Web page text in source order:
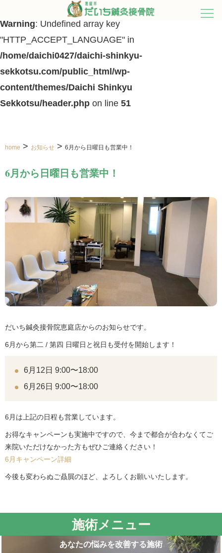
Warning: Undefined array key
"HTTP_ACCEPT_LANGUAGE" in
/home/daichi0427/daichi-shinkyu-
sekkotsu.com/public_html/wp-
content/themes/Daichi Shinkyu
Sekkotsu/header.php on line 51
home > お知らせ > 6月から日曜日も営業中！
6月から日曜日も営業中！
だいち鍼灸接骨院恵庭店からのお知らせです。
6月から第二 / 第四 日曜日と祝日も受付を開始します！
6月12日 9:00〜18:00
6月26日 9:00〜18:00
6月は上記の日程も営業しています。
お得なキャンペーンも実施中ですので、今まで都合が合わなくてご
来院いただけなかった方もぜひご連絡ください！
6月キャンペーン詳細
今後も変わらぬご贔屓のほど、よろしくお願いいたします。
施術メニュー
あなたの悩みを改善する施術